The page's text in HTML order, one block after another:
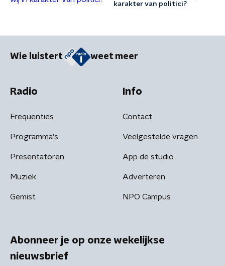
karakter van politici?
Wie luistert weet meer
Radio
Frequenties
Programma's
Presentatoren
Muziek
Gemist
Info
Contact
Veelgestelde vragen
App de studio
Adverteren
NPO Campus
Abonneer je op onze wekelijkse
nieuwsbrief